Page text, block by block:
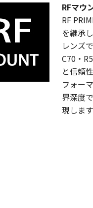
RFマウ
RF
を継承
レンズ
C70・
と信頼
フォー
界深度
現します